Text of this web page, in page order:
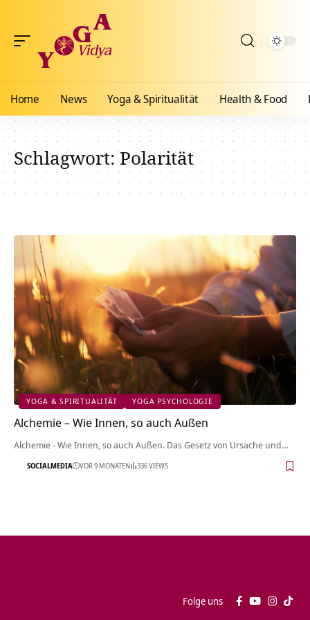
Home News Yoga & Spiritualität Health & Food
Schlagwort:Polarität
YOGA & SPIRITUALITÄT YOGA PSYCHOLOGIE
Alchemie – Wie Innen, so auch Außen
Alchemie - Wie Innen, so auch Außen. Das Gesetz von Ursache und…
SOCIALMEDIA VOR 9 MONATEN 336 VIEWS
Folge uns